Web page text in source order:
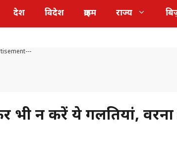
देश विदेश क्राइम राज्य
भी न करें ये गलतियां,